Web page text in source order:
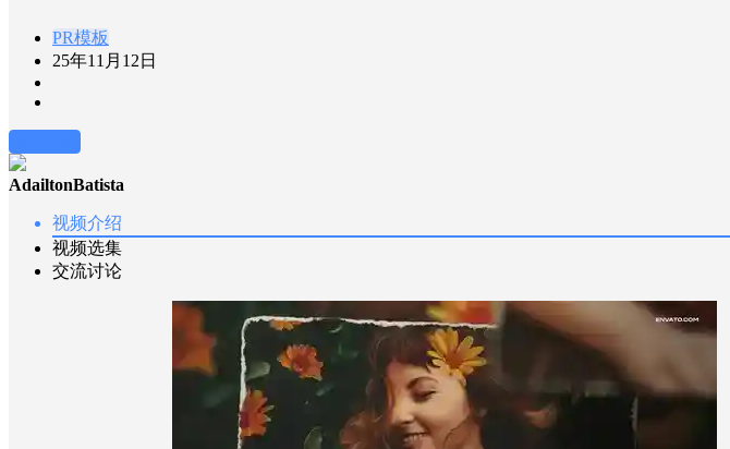
PR模板
25年11月12日
AdailtonBatista
视频介绍
视频选集
交流讨论